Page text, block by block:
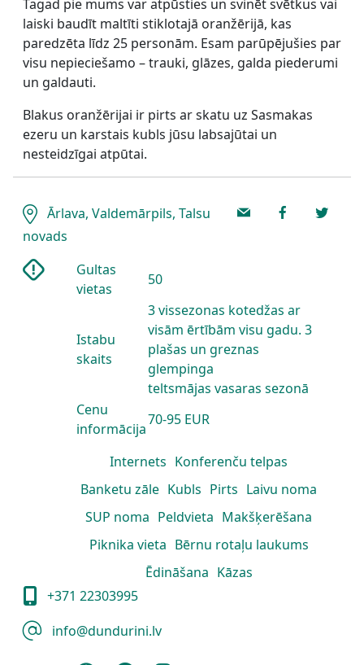
Tagad pie mums var atpūsties un svinēt svētkus vai
laiski baudīt maltīti stiklotajā oranžērijā, kas
paredzēta līdz 25 personām. Esam parūpējušies par
visu nepieciešamo – trauki, glāzes, galda piederumi
un galdauti.
Blakus oranžērijai ir pirts ar skatu uz Sasmakas
ezeru un karstais kubls jūsu labsajūtai un
nesteidzīgai atpūtai.
Ārlava, Valdemārpils, Talsu
novads
Gultas
vietas
50
Istabu
skaits
3 vissezonas kotedžas ar
visām ērtībām visu gadu. 3
plašas un greznas
glempinga
teltsmājas vasaras sezonā
Cenu
informācija
70-95 EUR
Internets Konferenču telpas
Banketu zāle Kubls Pirts Laivu noma
SUP noma Peldvieta Makšķerēšana
Piknika vieta Bērnu rotaļu laukums
Ēdināšana Kāzas
+371 22303995
info@dundurini.lv